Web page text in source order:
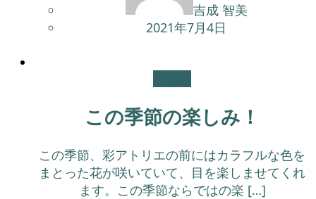
吉成 智美
2021年7月4日
この季節の楽しみ！
この季節、彩アトリエの前にはカラフルな色を
まとった花が咲いていて、目を楽しませてくれ
ます。この季節ならではの楽 […]